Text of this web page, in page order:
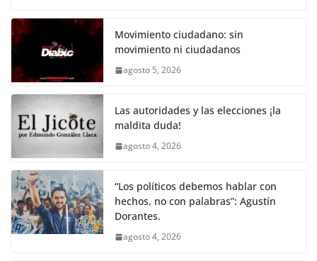
k
c
e
b
o
o
k
itt
er s
A
p
y
Li
k
gr
a
e
Movimiento ciudadano: sin
movimiento ni ciudadanos
agosto 5, 2026
Las autoridades y las elecciones ¡la
maldita duda!
agosto 4, 2026
“Los políticos debemos hablar con
hechos, no con palabras”: Agustín
Dorantes.
agosto 4, 2026